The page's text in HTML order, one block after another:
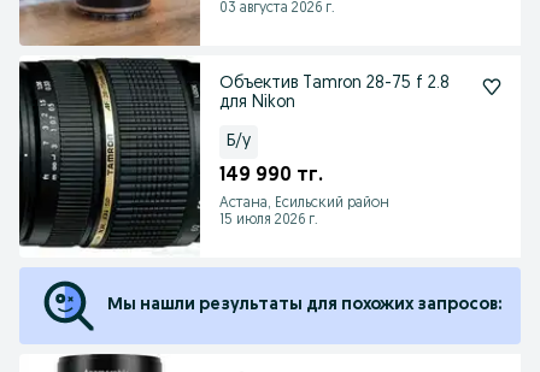
03 августа 2026 г.
Объектив Tamron 28-75 f 2.8
для Nikon
Б/у
149 990 тг.
Астана, Есильский район
15 июля 2026 г.
Мы нашли результаты для похожих запросов: